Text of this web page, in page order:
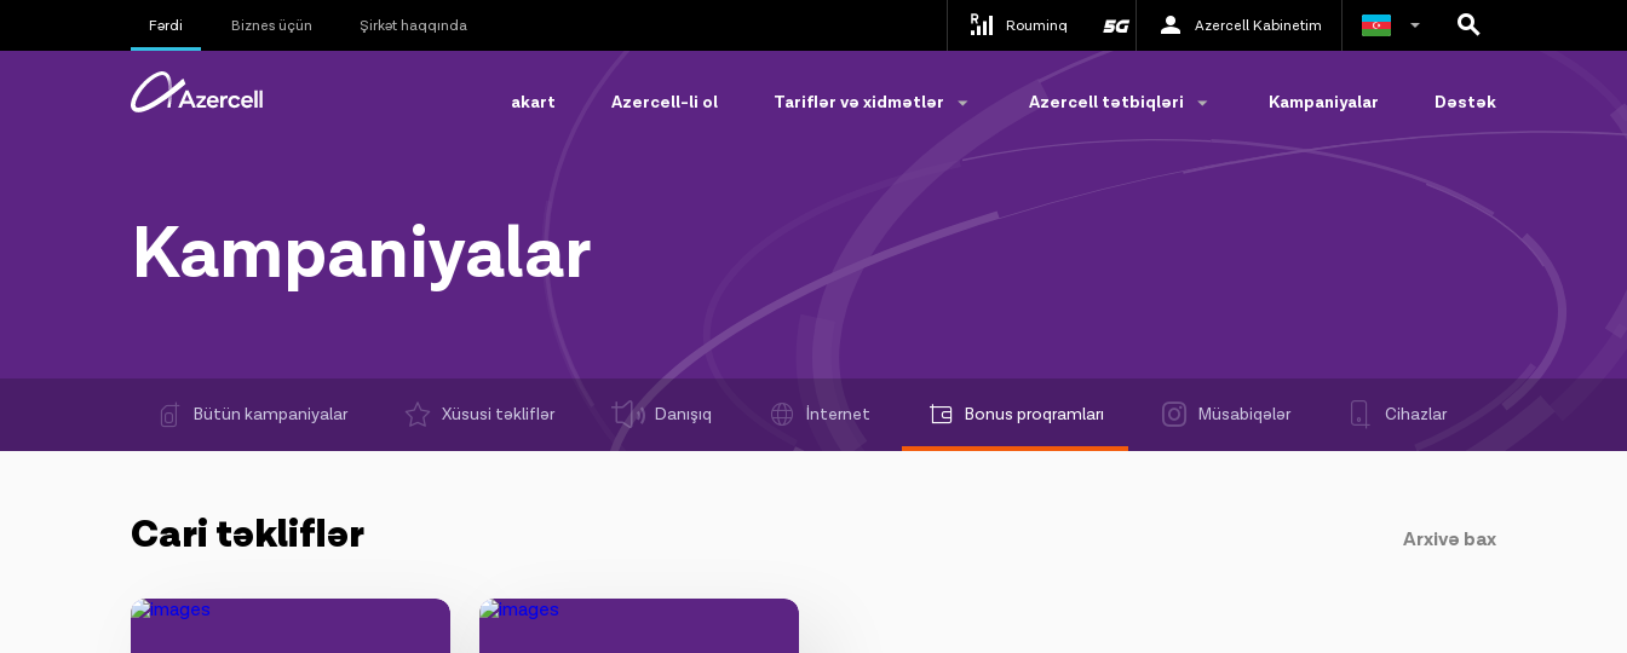
Fərdi Biznes üçün Şirkət haqqında Rouminq Azercell Kabinetim
akart Azercell-li ol Tariflər və xidmətlər Azercell tətbiqləri Kampaniyalar Dəstək
Kampaniyalar
Bütün kampaniyalar Xüsusi təkliflər Danışıq İnternet Bonus proqramları Müsabiqələr Cihazlar
Cari təkliflər Arxivə bax